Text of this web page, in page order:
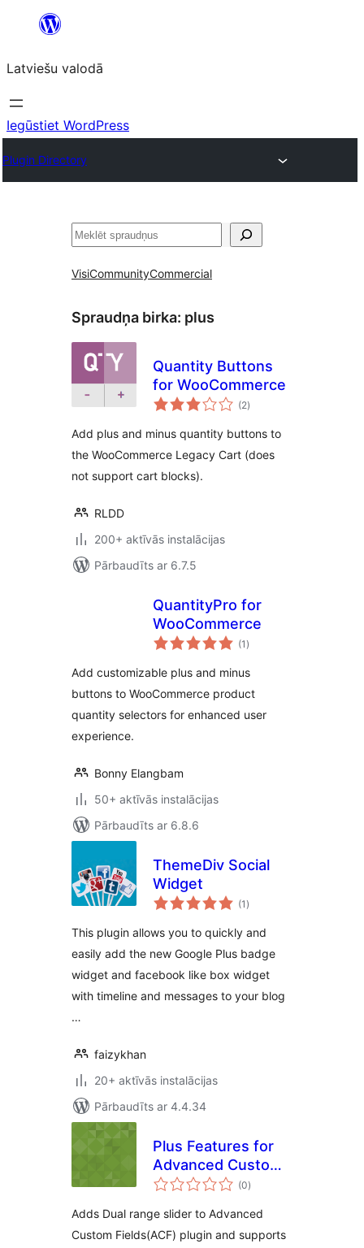
Pāriet
saturu
Latviešu valodā
Iegūstiet WordPress
Plugin Directory
Meklēt
VisiCommunityCommercial
Spraudņa birka: plus
Quantity Buttons
for WooCommerce
(2vērtējumu
kopsumma
)
Add plus and minus quantity buttons to
the WooCommerce Legacy Cart (does
not support cart blocks).
RLDD
200+ aktīvās instalācijas
Pārbaudīts ar 6.7.5
QuantityPro for
WooCommerce
(1 vērtējumu
kopsumma
)
Add customizable plus and minus
buttons to WooCommerce product
quantity selectors for enhanced user
experience.
Bonny Elangbam
50+ aktīvās instalācijas
Pārbaudīts ar 6.8.6
ThemeDiv Social
Widget
(1 vērtējumu
kopsumma
)
This plugin allows you to quickly and
easily add the new Google Plus badge
widget and facebook like box widget
with timeline and messages to your blog
…
faizykhan
20+ aktīvās instalācijas
Pārbaudīts ar 4.4.34
Plus Features for
Advanced Custom
Fields
(0vērtējumu
kopsumma
)
Adds Dual range slider to Advanced
Custom Fields(ACF) plugin and supports